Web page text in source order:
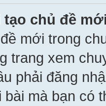
tạo chủ đề
mới trong
trang xem
phải đăng
mà bạn có